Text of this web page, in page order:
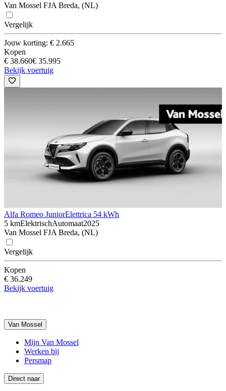
Van Mossel FJA Breda, (NL)
Vergelijk
Jouw korting: € 2.665
Kopen
€ 38.660€ 35.995
Bekijk voertuig
Alfa Romeo JuniorElettrica 54 kWh
5 kmElektrischAutomaat2025
Van Mossel FJA Breda, (NL)
Vergelijk
Kopen
€ 36.249
Bekijk voertuig
Van Mossel
Mijn Van Mossel
Werken bij
Persmap
Direct naar